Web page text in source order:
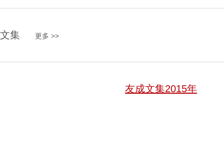
文集 更多 >>
友成文集2015年